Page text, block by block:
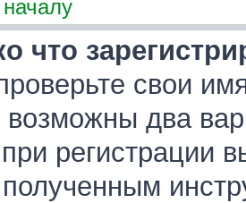
что
свои
возможны два
регистрации